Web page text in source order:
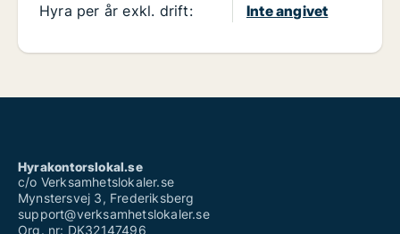
Hyra per år exkl. drift:
Inte angivet
Hyrakontorslokal.se
c/o Verksamhetslokaler.se
Mynstersvej 3, Frederiksberg
support@verksamhetslokaler.se
Org. nr: DK32147496